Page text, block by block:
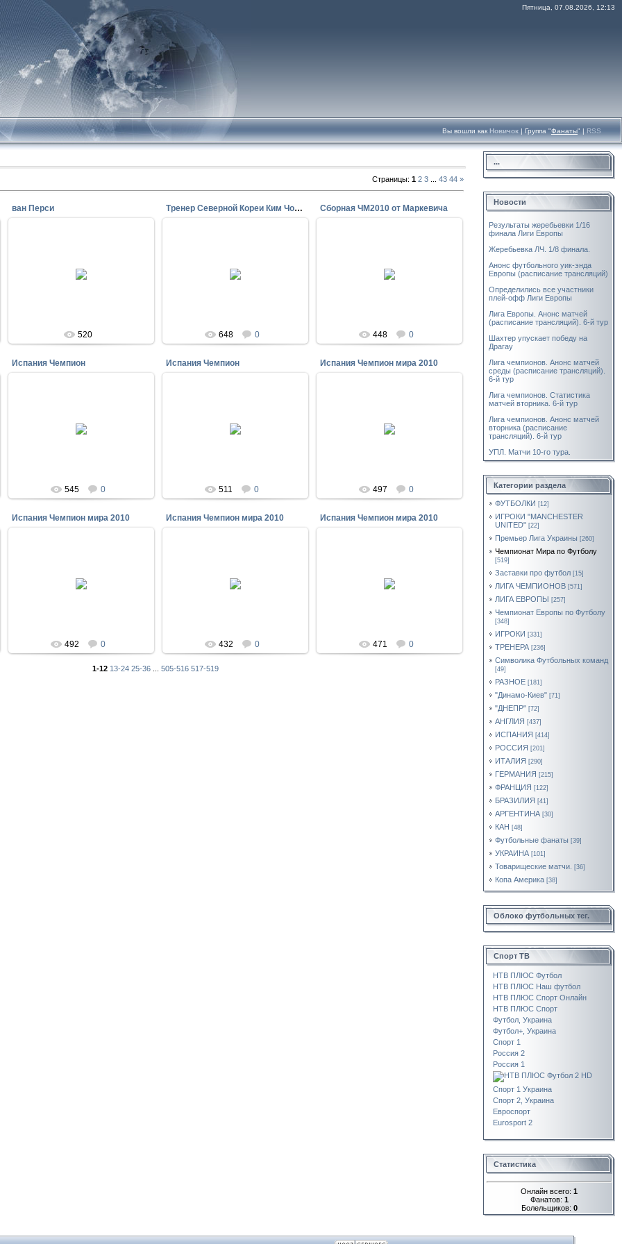
Пятница, 07.08.2026, 12:13
Вы вошли как Новичок | Группа "Фанаты" | RSS
Страницы: 1 2 3 43 44 »
ван Перси
ван Перси (Испания —
Нидерланды 1:5)
520
Тренер Северной Кореи Ким Чон Хона
Трудовой партии Кореи и,
648 0
Сборная ЧМ2010 от Маркевича
Сборная ЧМ2010 от Маркевича
448 0
Испания Чемпион
Испания Чемпион
545 0
Испания Чемпион
Испания Чемпион
511 0
Испания Чемпион мира 2010
Испания Чемпион мира 2010
497 0
Испания Чемпион мира 2010
Испания Чемпион мира 2010
492 0
Испания Чемпион мира 2010
Испания Чемпион мира 2010
432 0
Испания Чемпион мира 2010
Испания Чемпион мира 2010
471 0
1-12 13-24 25-36 505-516 517-519
...
Новости
Результаты жеребьевки 1/16
финала Лиги Европы
Жеребьевка ЛЧ. 1/8 финала.
Анонс футбольного уик-энда
Европы (расписание трансляций)
Определились все участники
плей-офф Лиги Европы
Лига Европы. Анонс матчей
(расписание трансляций). 6-й тур
Шахтер упускает победу на
Драгау
Лига чемпионов. Анонс матчей
среды (расписание трансляций).
6-й тур
Лига чемпионов. Статистика
матчей вторника. 6-й тур
Лига чемпионов. Анонс матчей
вторника (расписание
трансляций). 6-й тур
УПЛ. Матчи 10-го тура.
Категории раздела
ФУТБОЛКИ [12]
ИГРОКИ "MANCHESTER
UNITED" [22]
Премьер Лига Украины [260]
Чемпионат Мира по Футболу
[519]
Заставки про футбол [15]
ЛИГА ЧЕМПИОНОВ [571]
ЛИГА ЕВРОПЫ [257]
Чемпионат Европы по Футболу
[348]
ИГРОКИ [331]
ТРЕНЕРА [236]
Символика Футбольных команд
[49]
РАЗНОЕ [181]
"Динамо-Киев" [71]
"ДНЕПР" [72]
АНГЛИЯ [437]
ИСПАНИЯ [414]
РОССИЯ [201]
ИТАЛИЯ [290]
ГЕРМАНИЯ [215]
ФРАНЦИЯ [122]
БРАЗИЛИЯ [41]
АРГЕНТИНА [30]
КАН [48]
Футбольные фанаты [39]
УКРАИНА [101]
Товарищеские матчи. [36]
Копа Америка [38]
Облоко футбольных тег.
Спорт ТВ
НТВ ПЛЮС Футбол
НТВ ПЛЮС Наш футбол
НТВ ПЛЮС Спорт Онлайн
НТВ ПЛЮС Спорт
Футбол, Украина
Футбол+, Украина
Спорт 1
Россия 2
Россия 1
НТВ ПЛЮС Футбол 2 HD
Спорт 1 Украина
Спорт 2, Украина
Евроспорт
Eurosport 2
Статистика
Онлайн всего: 1
Фанатов: 1
Болельщиков: 0